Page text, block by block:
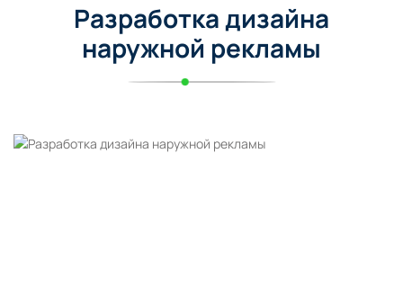
Разработка дизайна
наружной рекламы